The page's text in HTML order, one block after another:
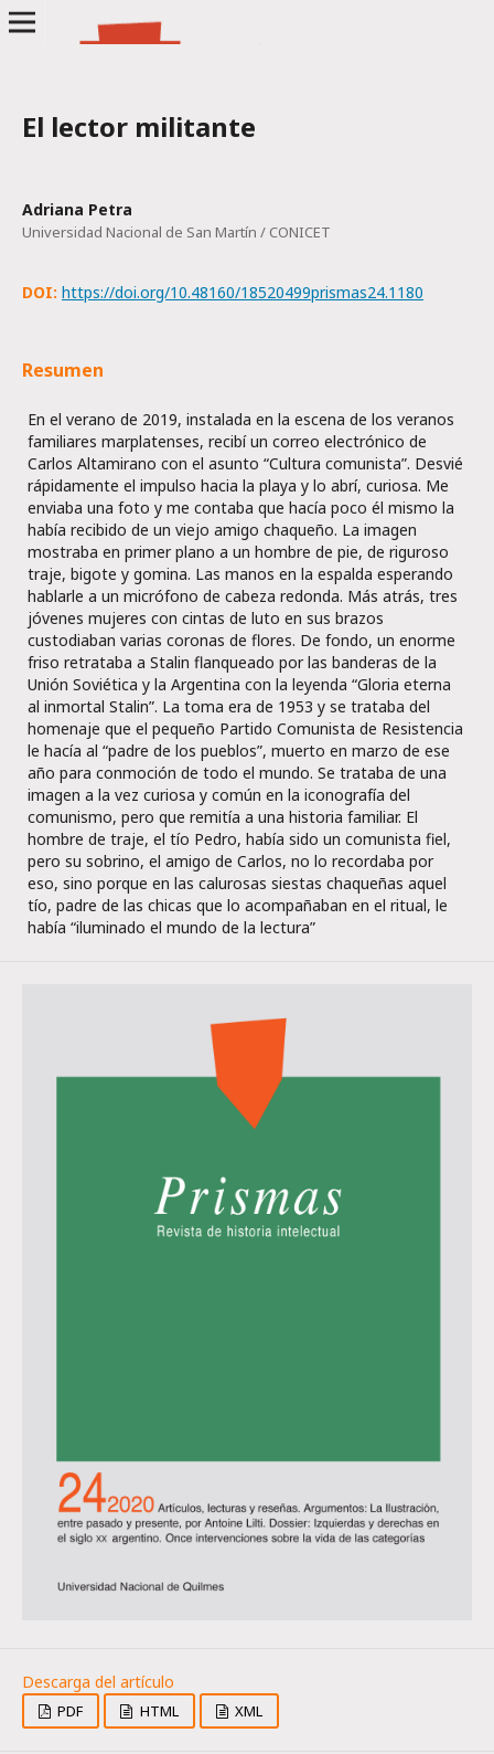
El lector militante
Adriana Petra
Universidad Nacional de San Martín / CONICET
DOI: https://doi.org/10.48160/18520499prismas24.1180
Resumen
En el verano de 2019, instalada en la escena de los veranos
familiares marplatenses, recibí un correo electrónico de
Carlos Altamirano con el asunto “Cultura comunista”. Desvié
rápidamente el impulso hacia la playa y lo abrí, curiosa. Me
enviaba una foto y me contaba que hacía poco él mismo la
había recibido de un viejo amigo chaqueño. La imagen
mostraba en primer plano a un hombre de pie, de riguroso
traje, bigote y gomina. Las manos en la espalda esperando
hablarle a un micrófono de cabeza redonda. Más atrás, tres
jóvenes mujeres con cintas de luto en sus brazos
custodiaban varias coronas de flores. De fondo, un enorme
friso retrataba a Stalin flanqueado por las banderas de la
Unión Soviética y la Argentina con la leyenda “Gloria eterna
al inmortal Stalin”. La toma era de 1953 y se trataba del
homenaje que el pequeño Partido Comunista de Resistencia
le hacía al “padre de los pueblos”, muerto en marzo de ese
año para conmoción de todo el mundo. Se trataba de una
imagen a la vez curiosa y común en la iconografía del
comunismo, pero que remitía a una historia familiar. El
hombre de traje, el tío Pedro, había sido un comunista fiel,
pero su sobrino, el amigo de Carlos, no lo recordaba por
eso, sino porque en las calurosas siestas chaqueñas aquel
tío, padre de las chicas que lo acompañaban en el ritual, le
había “iluminado el mundo de la lectura”
PDF HTML XML